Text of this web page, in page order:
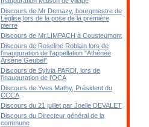
Discours de Mr Demazy, bourgmestre de
Léglise,lors de la pose de la première
pierre
Discours de Mr.LIMPACH à Cousteumont
Discours de Roseline Roblain lors de
l'inauguration de l'appellation "Athénée
Arsène Geubel"
Discours de Sylvia PARDI, lors de
l'inauguration de l'OCA
Discours de Yves Mathy, Président du
CCCA
Discours du 21 juillet par Joelle DEVALET
Discours du Directeur général de la
commune